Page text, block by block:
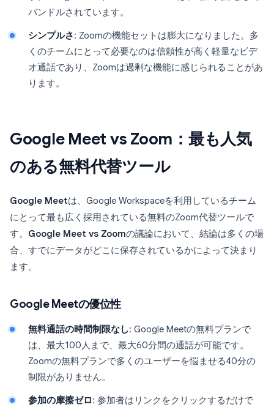
バンドルされています。
シンプルさ: Zoomの機能セットは膨大になりました。多
くのチームにとって必要なのは信頼性が高く軽量なビデ
オ通話であり、Zoomは過剰な機能に感じられることがあ
ります。
Google Meet vs Zoom：最も人気
のある無料代替ツール
Google Meetは、Google Workspaceを利用しているチーム
にとって最も広く採用されている無料のZoom代替ツールで
す。 Google Meet vs Zoomの議論において、結論は多くの場
合、すでにデータがどこに保存されているかによって決まり
ます。
Google Meetの優位性
無料通話の時間制限なし: Google Meetの無料プランで
は、最大100人まで、最大60分間の通話が可能です。
Zoomの無料プランで多くのユーザーを悩ませる40分の
制限がありません。
参加の摩擦ゼロ: 参加者はリンクをクリックするだけで